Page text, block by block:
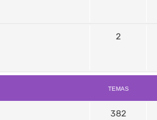
2
TEMAS
382